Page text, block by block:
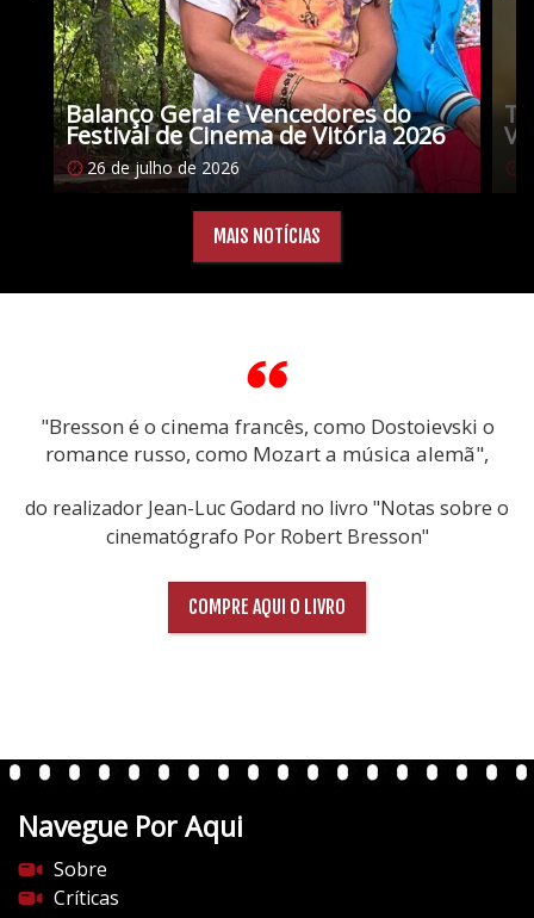
Balanço Geral e Vencedores do
Festival de Cinema de Vitória 2026
26 de julho de 2026
MAIS NOTÍCIAS
"Bresson é o cinema francês, como Dostoievski o
romance russo, como Mozart a música alemã",
do realizador Jean-Luc Godard no livro "Notas sobre o
cinematógrafo Por Robert Bresson"
COMPRE AQUI O LIVRO
Navegue Por Aqui
Sobre
Críticas